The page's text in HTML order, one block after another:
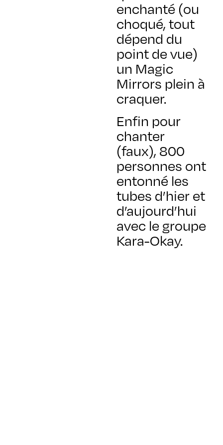
enchanté (ou
choqué, tout
dépend du
point de vue)
un Magic
Mirrors plein à
craquer.
Enfin pour
chanter
(faux), 800
personnes ont
entonné les
tubes d’hier et
d’aujourd’hui
avec le groupe
Kara-Okay.